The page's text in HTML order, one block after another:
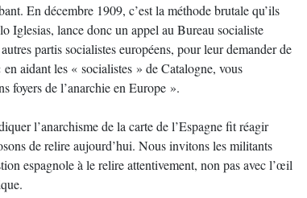
En décembre 1909, c’est la méthode brutale qu’ils
Iglesias, lance donc un appel au Bureau socialiste
partis socialistes européens, pour leur demander de
aidant les « socialistes » de Catalogne, vous
foyers de l’anarchie en Europe ».
l’anarchisme de la carte de l’Espagne fit réagir
de relire aujourd’hui. Nous invitons les militants
espagnole à le relire attentivement, non pas avec l’œil